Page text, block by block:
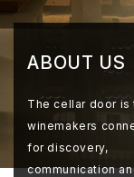
ABOUT US
The cellar door is
winemakers
for discovery,
communication